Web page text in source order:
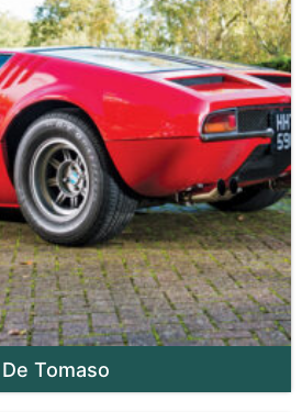
De Tomaso